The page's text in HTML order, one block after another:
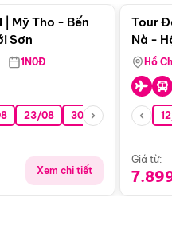
| Mỹ Tho - Bến
Sơn
1N0Đ
23/08 30/08 06/09
Xem chi tiết
Tour
Nà -
Nha
Hồ
Giá từ: